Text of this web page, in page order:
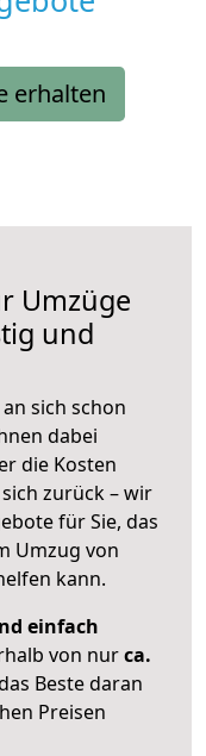
erhalten
Umzüge
und
sich schon
dabei
die Kosten
zurück – wir
für Sie, das
Umzug von
kann.
einfach
von nurca.
Beste daran
Preisen